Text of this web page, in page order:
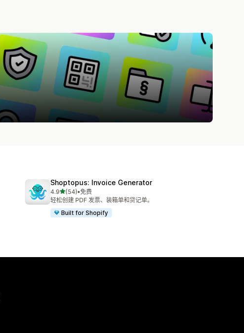
Shoptopus: Invoice Generator
4.9星（满分 5 星）
(54)
总共 54 条评论
•免费
轻松创建 PDF 发票、装箱单和贷记单。
Built for Shopify